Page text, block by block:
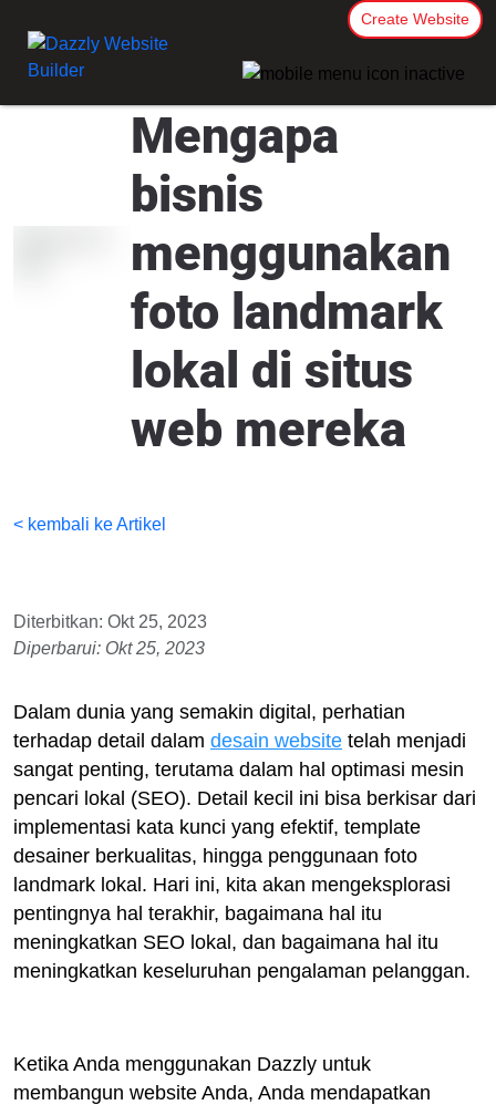
Create Website
Mengapa
bisnis
menggunakan
foto landmark
lokal di situs
web mereka
< kembali ke Artikel
Diterbitkan: Okt 25, 2023
Diperbarui: Okt 25, 2023
Dalam dunia yang semakin digital, perhatian
terhadap detail dalam desain website telah menjadi
sangat penting, terutama dalam hal optimasi mesin
pencari lokal (SEO). Detail kecil ini bisa berkisar dari
implementasi kata kunci yang efektif, template
desainer berkualitas, hingga penggunaan foto
landmark lokal. Hari ini, kita akan mengeksplorasi
pentingnya hal terakhir, bagaimana hal itu
meningkatkan SEO lokal, dan bagaimana hal itu
meningkatkan keseluruhan pengalaman pelanggan.
Ketika Anda menggunakan Dazzly untuk
membangun website Anda, Anda mendapatkan